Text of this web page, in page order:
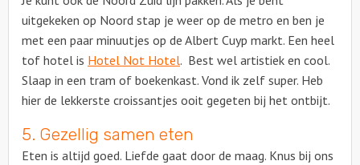
uitgekeken op Noord stap je weer op de metro en ben je
met een paar minuutjes op de Albert Cuyp markt. Een heel
tof hotel is Hotel Not Hotel. Best wel artistiek en cool.
Slaap in een tram of boekenkast. Vond ik zelf super. Heb
hier de lekkerste croissantjes ooit gegeten bij het ontbijt.
5. Gezellig samen eten
Eten is altijd goed. Liefde gaat door de maag. Knus bij ons